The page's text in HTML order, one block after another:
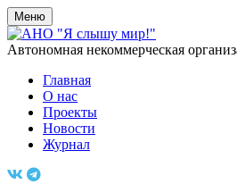
Меню
Автономная некоммерческая
Главная
О нас
Проекты
Новости
Журнал